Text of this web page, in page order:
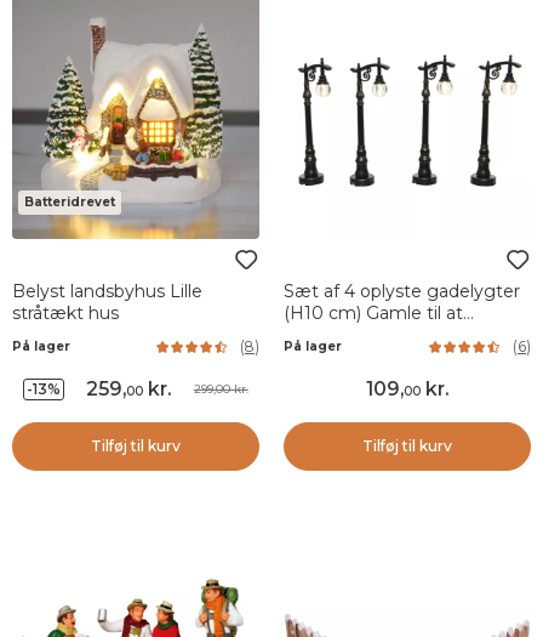
Batteridrevet
Belyst landsbyhus Lille
stråtækt hus
På lager (8)
-13% 259,00 kr. 299,00 kr.
Tilføj til kurv
Sæt af 4 oplyste gadelygter
(H10 cm) Gamle til at
indrette en landsby
På lager (6)
109,00 kr.
Tilføj til kurv